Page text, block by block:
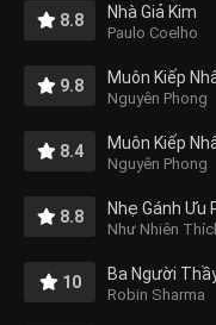
8.8 Nhà Giả Kim
Paulo Coelho
9.8 Muôn Kiếp
Nguyên Phong
8.4 Muôn Kiếp
Nguyên Phong
8.8 Nhẹ Gánh Ưu
Như Nhiên
10 Ba Người
Robin Sharma